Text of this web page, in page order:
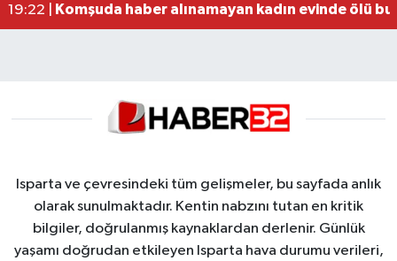
13:00 |
Yığılca'da kardeşler arasındaki silahlı kavgada
Isparta ve çevresindeki tüm gelişmeler, bu sayfada anlık
olarak sunulmaktadır. Kentin nabzını tutan en kritik
bilgiler, doğrulanmış kaynaklardan derlenir. Günlük
yaşamı doğrudan etkileyen Isparta hava durumu verileri,